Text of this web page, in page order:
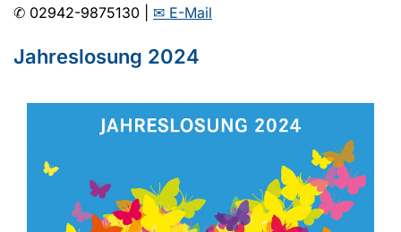
✆ 02942-9875130 | ✉ E-Mail
Jahreslosung 2024